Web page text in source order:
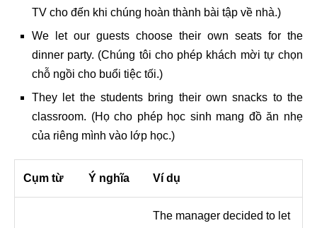
TV cho đến khi chúng hoàn thành bài tập về nhà.)
We let our guests choose their own seats for the
dinner party. (Chúng tôi cho phép khách mời tự chọn
chỗ ngồi cho buổi tiệc tối.)
They let the students bring their own snacks to the
classroom. (Họ cho phép học sinh mang đồ ăn nhẹ
của riêng mình vào lớp học.)
Cụm từ Ý nghĩa Ví dụ
The manager decided to let